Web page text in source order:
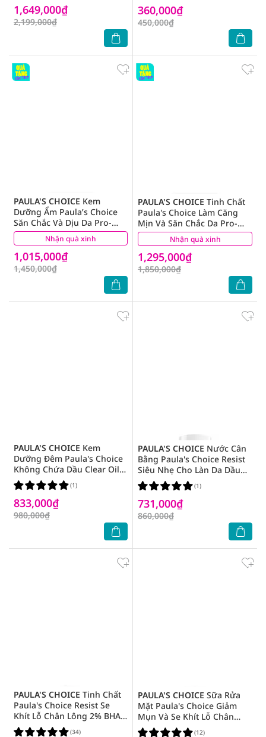
1,649,000₫
2,199,000₫
360,000₫
450,000₫
Nhận quà xinh
PAULA'S CHOICE Kem
Dưỡng Ẩm Paula’s Choice
Săn Chắc Và Dịu Da Pro-
Collagen Peptide Plumping
Moisturizer 50ml
1,015,000₫
1,450,000₫
(1) Nhận quà xinh
PAULA'S CHOICE Tinh Chất
Paula's Choice Làm Căng
Mịn Và Săn Chắc Da Pro-
Collagen Multi-Peptide
Booster 20ml
1,295,000₫
1,850,000₫
(0)
PAULA'S CHOICE Kem
Dưỡng Đêm Paula's Choice
Không Chứa Dầu Clear Oil-
Free Moisturizer Dành Cho
Da Dầu, Mụn 60ml
833,000₫
980,000₫
(1)
PAULA'S CHOICE Nước Cân
Bằng Paula's Choice Resist
Siêu Nhẹ Cho Làn Da Dầu
Và Lão Hóa 118ml
731,000₫
860,000₫
(1)
PAULA'S CHOICE Tinh Chất
Paula's Choice Resist Se
Khít Lỗ Chân Lông 2% BHA
88ml
(34)
PAULA'S CHOICE Sữa Rửa
Mặt Paula's Choice Giảm
Mụn Và Se Khít Lỗ Chân
Lông 177ml
(12)